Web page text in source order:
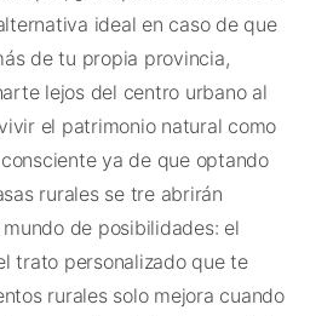
ideal en caso de que
de tu propia provincia,
lejos del centro urbano al
el patrimonio natural como
ya de que optando
rurales se tre abrirán
de posibilidades: el
trato personalizado que te
rurales solo mejora cuando